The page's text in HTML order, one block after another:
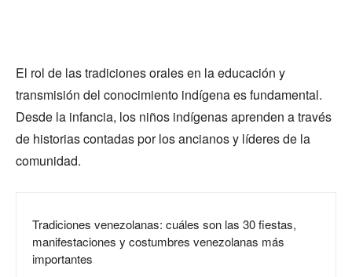
El rol de las tradiciones orales en la educación y
transmisión del conocimiento indígena es fundamental.
Desde la infancia, los niños indígenas aprenden a través
de historias contadas por los ancianos y líderes de la
comunidad.
Tradiciones venezolanas: cuáles son las 30 fiestas,
manifestaciones y costumbres venezolanas más
importantes